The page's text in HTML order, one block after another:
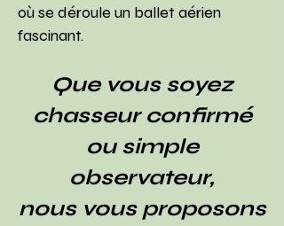
où se déroule un ballet aérien
fascinant.
Que vous soyez
chasseur confirmé
ou simple
observateur,
nous vous proposons